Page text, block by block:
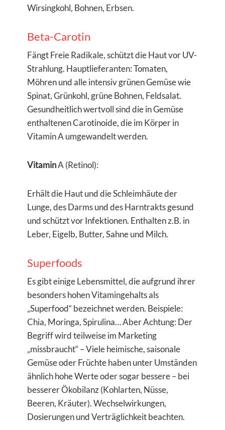
Wirsingkohl, Bohnen, Erbsen.
Beta-Carotin
Fängt Freie Radikale, schützt die Haut vor UV-
Strahlung. Hauptlieferanten: Tomaten,
Möhren und alle intensiv grünen Gemüse wie
Spinat, Grünkohl, grüne Bohnen, Feldsalat.
Gesundheitlich wertvoll sind die in Gemüse
enthaltenen Carotinoide, die im Körper in
Vitamin A umgewandelt werden.
VitaminA (Retinol):
Erhält die Haut und die Schleimhäute der
Lunge, des Darms und des Harntrakts gesund
und schützt vor Infektionen. Enthalten z.B. in
Leber, Eigelb, Butter, Sahne und Milch.
Superfoods
Es gibt einige Lebensmittel, die aufgrund ihrer
besonders hohen Vitamingehalts als
„Superfood“ bezeichnet werden. Beispiele:
Chia, Moringa, Spirulina… Aber Achtung: Der
Begriff wird teilweise im Marketing
„missbraucht“ – Viele heimische, saisonale
Gemüse oder Früchte haben unter Umständen
ähnlich hohe Werte oder sogar bessere – bei
besserer Ökobilanz (Kohlarten, Nüsse,
Beeren, Kräuter). Wechselwirkungen,
Dosierungen und Verträglichkeit beachten.